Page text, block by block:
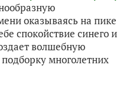
оказываясь на пике
спокойствие синего и
волшебную
многолетних